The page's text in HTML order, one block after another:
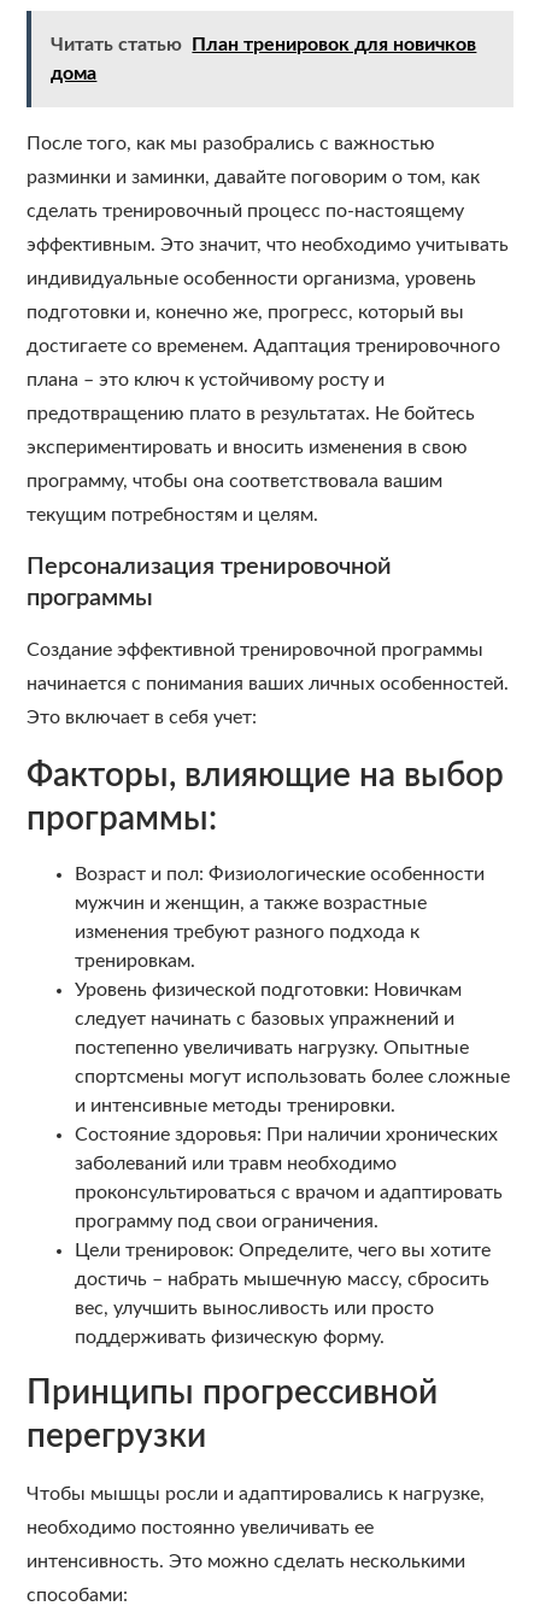
Читать статью
План тренировок для новичков
дома
После того, как мы разобрались с важностью
разминки и заминки, давайте поговорим о том, как
сделать тренировочный процесс по-настоящему
эффективным. Это значит, что необходимо учитывать
индивидуальные особенности организма, уровень
подготовки и, конечно же, прогресс, который вы
достигаете со временем. Адаптация тренировочного
плана – это ключ к устойчивому росту и
предотвращению плато в результатах. Не бойтесь
экспериментировать и вносить изменения в свою
программу, чтобы она соответствовала вашим
текущим потребностям и целям.
Персонализация тренировочной
программы
Создание эффективной тренировочной программы
начинается с понимания ваших личных особенностей.
Это включает в себя учет:
Факторы, влияющие на выбор
программы:
Возраст и пол: Физиологические особенности
мужчин и женщин, а также возрастные
изменения требуют разного подхода к
тренировкам.
Уровень физической подготовки: Новичкам
следует начинать с базовых упражнений и
постепенно увеличивать нагрузку. Опытные
спортсмены могут использовать более сложные
и интенсивные методы тренировки.
Состояние здоровья: При наличии хронических
заболеваний или травм необходимо
проконсультироваться с врачом и адаптировать
программу под свои ограничения.
Цели тренировок: Определите, чего вы хотите
достичь – набрать мышечную массу, сбросить
вес, улучшить выносливость или просто
поддерживать физическую форму.
Принципы прогрессивной
перегрузки
Чтобы мышцы росли и адаптировались к нагрузке,
необходимо постоянно увеличивать ее
интенсивность. Это можно сделать несколькими
способами: